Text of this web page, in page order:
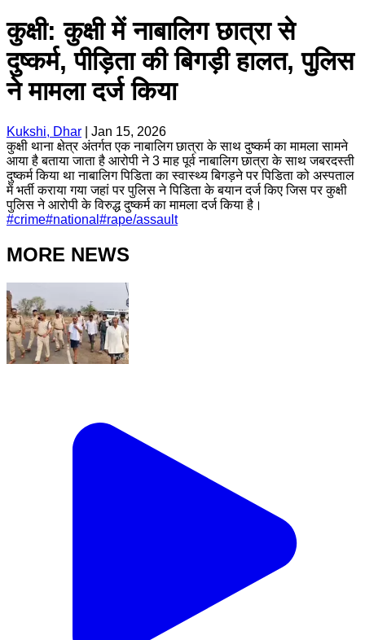
कुक्षी: कुक्षी में नाबालिग छात्रा से
दुष्कर्म, पीड़िता की बिगड़ी हालत, पुलिस
ने मामला दर्ज किया
Kukshi, Dhar
Jan 15, 2026
कुक्षी थाना क्षेत्र अंतर्गत एक नाबालिग छात्रा के साथ दुष्कर्म का मामला सामने
आया है बताया जाता है आरोपी ने 3 माह पूर्व नाबालिग छात्रा के साथ जबरदस्ती
दुष्कर्म किया था नाबालिग पिडिता का स्वास्थ्य बिगड़ने पर पिडिता को अस्पताल
में भर्ती कराया गया जहां पर पुलिस ने पिडिता के बयान दर्ज किए जिस पर कुक्षी
पुलिस ने आरोपी के विरुद्ध दुष्कर्म का मामला दर्ज किया है।
#crime#national #rape/assault
MORE NEWS